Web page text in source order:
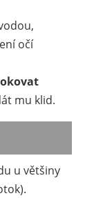
očí
mu klid.
u většiny